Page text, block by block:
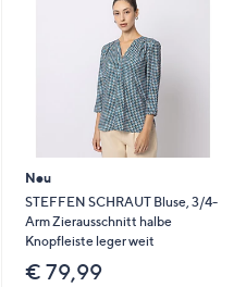
Neu
STEFFEN SCHRAUT Bluse, 3/4-
Arm Zierausschnitt halbe
Knopfleiste leger weit
€ 79,99